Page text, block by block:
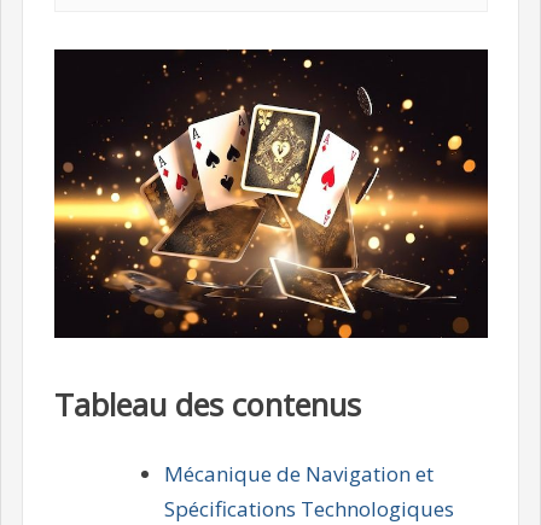
Tableau des contenus
Mécanique de Navigation et
Spécifications Technologiques